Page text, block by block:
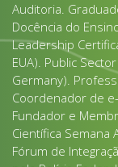
Auditoria.
Docência do
Leadership
EUA). Public
Germany).
Coordenador de
Fundador e
Científica Semana
Fórum de